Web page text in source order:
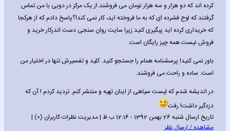
کرده اند که دو هزار و سه هزار تومان می فروشند.از یک مرکز در دوبی با من تماس
گرفتند که لوح فشرده ای که به ما فروخته اید، کار نمی کند!؟پاسخ دادم که از هرکجا
که خریداری کرده اید پیگیری کنید.زیرا سایت روان سنجی دست اندرکار خرید و
فروش نیست.همه چیز رایگان است.
باور نمی کنید! پرسشنامه همام را جستجو کنید. کلید و تفسیرش تنها در اختیار من
است. ساده و راحت می فروشند.
در اندیشه شدم که لیست سیاهی از اینان تهیه و منتشر کنم. تردید کردم ! آن که
دزدگیر داشت! رفت
تاریخ ارسال شنبه 26 بهمن 1392 - 12:16 ب.ظ | مدیریت نظرات کاربران (0) |
مشاهده / ارسال نظر